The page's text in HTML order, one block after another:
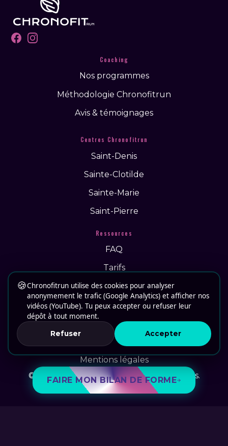
Facebook
Instagram
Coaching
Nos programmes
Méthodologie Chronofitrun
Avis & témoignages
Centres Chronofitrun
Saint-Denis
Sainte-Clotilde
Sainte-Marie
Saint-Pierre
Ressources
FAQ
Tarifs
Actus
Recrutement
Contact
CGV
Mentions légales
© 2026 Chronofitrun. Tous droits réservés.
FAIRE MON BILAN DE FORME
🍪Chronofitrun utilise des cookies pour analyser
anonymement le trafic (Google Analytics) et afficher nos
vidéos (YouTube). Tu peux accepter ou refuser leur
dépôt à tout moment.
Refuser Accepter